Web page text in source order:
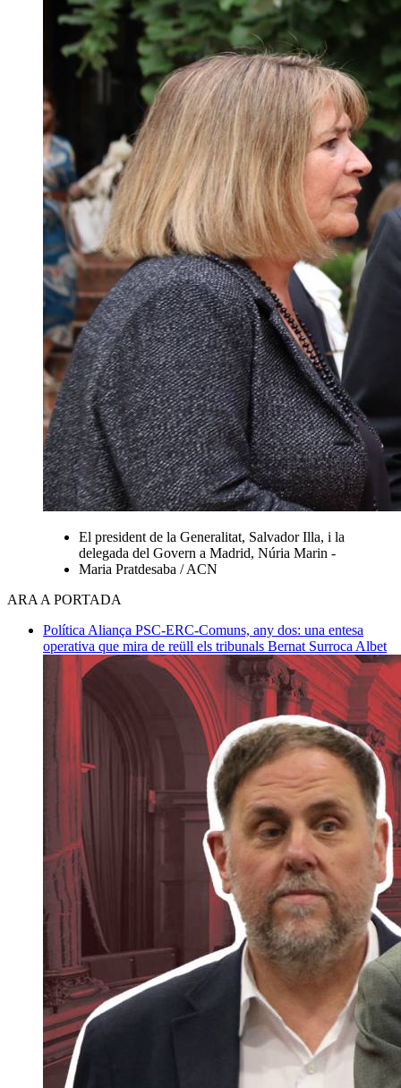
El president de la Generalitat, Salvador Illa, i la
delegada del Govern a Madrid, Núria Marin -
Maria Pratdesaba / ACN
ARA A PORTADA
Política Aliança PSC-ERC-Comuns, any dos: una entesa
operativa que mira de reüll els tribunals Bernat Surroca Albet